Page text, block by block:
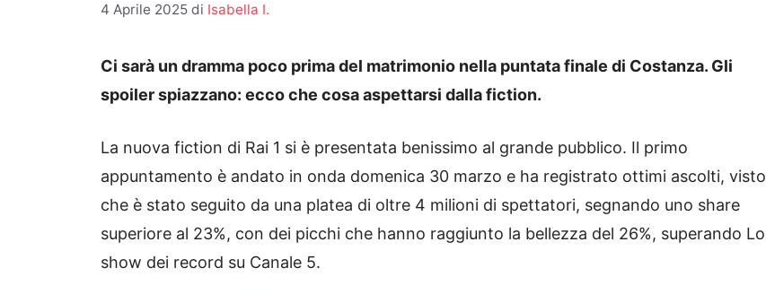
4 Aprile 2025 di Isabella I.
Ci sarà un dramma poco prima del matrimonio nella puntata finale di Costanza. Gli
spoiler spiazzano: ecco che cosa aspettarsi dalla fiction.
La nuova fiction di Rai 1 si è presentata benissimo al grande pubblico. Il primo
appuntamento è andato in onda domenica 30 marzo e ha registrato ottimi ascolti, visto
che è stato seguito da una platea di oltre 4 milioni di spettatori, segnando uno share
superiore al 23%, con dei picchi che hanno raggiunto la bellezza del 26%, superando Lo
show dei record su Canale 5.